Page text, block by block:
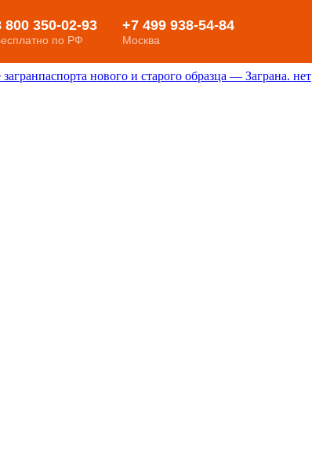
нового и старого образца — Заграна. нет